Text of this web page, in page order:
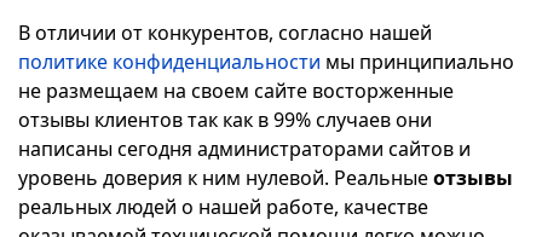
В отличии от конкурентов, согласно нашей
политике конфиденциальности мы принципиально
не размещаем на своем сайте восторженные
отзывы клиентов так как в 99% случаев они
написаны сегодня администраторами сайтов и
уровень доверия к ним нулевой. Реальныеотзывы
реальных людей о нашей работе, качестве